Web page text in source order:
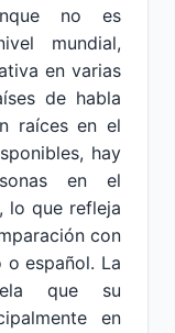
no es
mundial,
en varias
de habla
raíces en el
hay
en el
lo que refleja
con
español. La
que su
en